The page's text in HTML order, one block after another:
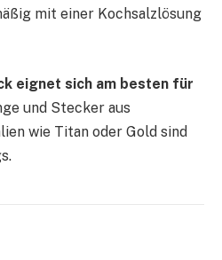
mit einer Kochsalzlösung
eignet sich am besten für
und Stecker aus
wie Titan oder Gold sind